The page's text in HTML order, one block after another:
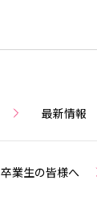
最新情報
卒業生の皆様へ